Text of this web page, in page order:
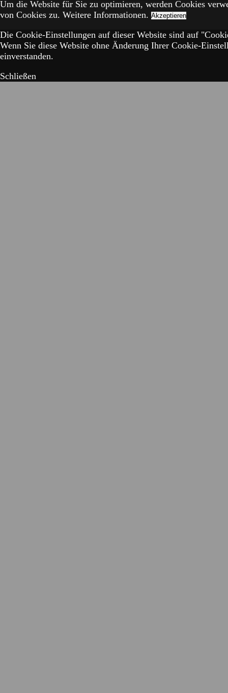
Um die Website für Sie zu optimieren, werden Cookies
von Cookies zu. Weitere Informationen. Akzeptieren
Die Cookie-Einstellungen auf dieser Website sind auf
Wenn Sie diese Website ohne Änderung Ihrer Cookie-
einverstanden.
Schließen